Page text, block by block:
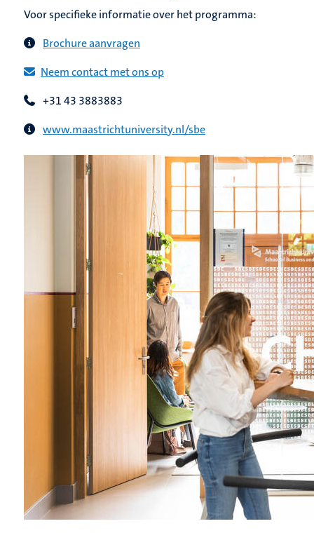
Voor specifieke informatie over het programma:
Brochure aanvragen
Neem contact met ons op
+31 43 3883883
www.maastrichtuniversity.nl/sbe